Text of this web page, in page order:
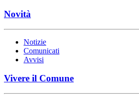
Novità
Notizie
Comunicati
Avvisi
Vivere il Comune